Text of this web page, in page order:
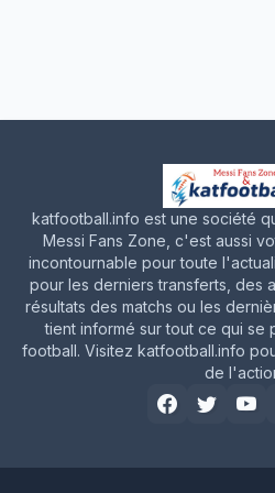
katfootball.info est une société
Messi Fans Zone, c'est aussi
incontournable pour toute
pour les derniers transferts, des
résultats des matchs ou les
tient informé sur tout ce qui se
football. Visitez katfootball.info
de